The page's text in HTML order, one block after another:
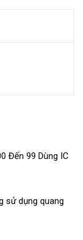
Đến 99 Dùng IC
sử dụng quang